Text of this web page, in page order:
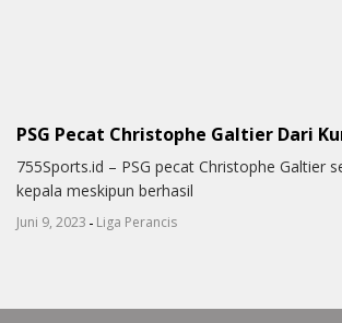
PSG Pecat Christophe Galtier Dari
755Sports.id – PSG pecat Christophe Galtier
kepala meskipun berhasil
Juni 9, 2023 - Liga Perancis